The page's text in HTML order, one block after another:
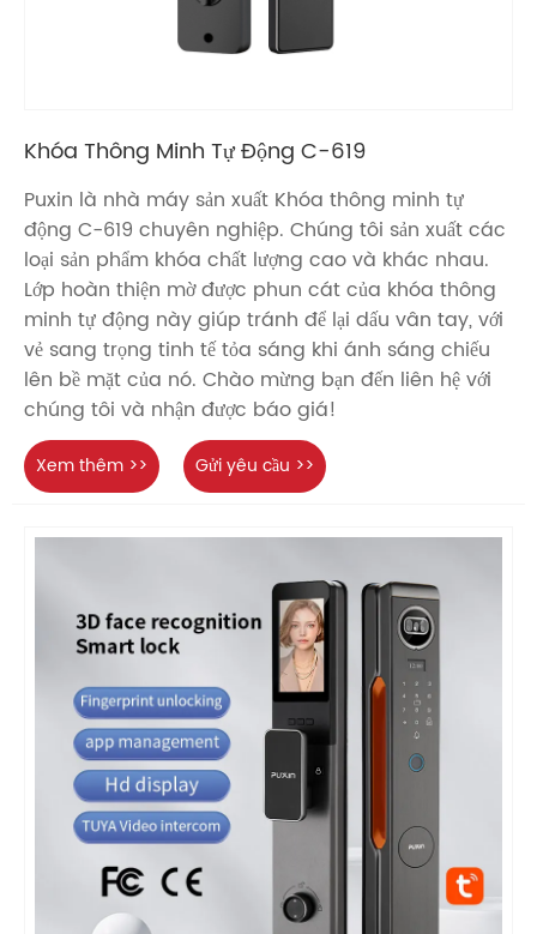
Khóa Thông Minh Tự Động C-619
Puxin là nhà máy sản xuất Khóa thông minh tự
động C-619 chuyên nghiệp. Chúng tôi sản xuất các
loại sản phẩm khóa chất lượng cao và khác nhau.
Lớp hoàn thiện mờ được phun cát của khóa thông
minh tự động này giúp tránh để lại dấu vân tay, với
vẻ sang trọng tinh tế tỏa sáng khi ánh sáng chiếu
lên bề mặt của nó. Chào mừng bạn đến liên hệ với
chúng tôi và nhận được báo giá!
Xem thêm >> Gửi yêu cầu >>